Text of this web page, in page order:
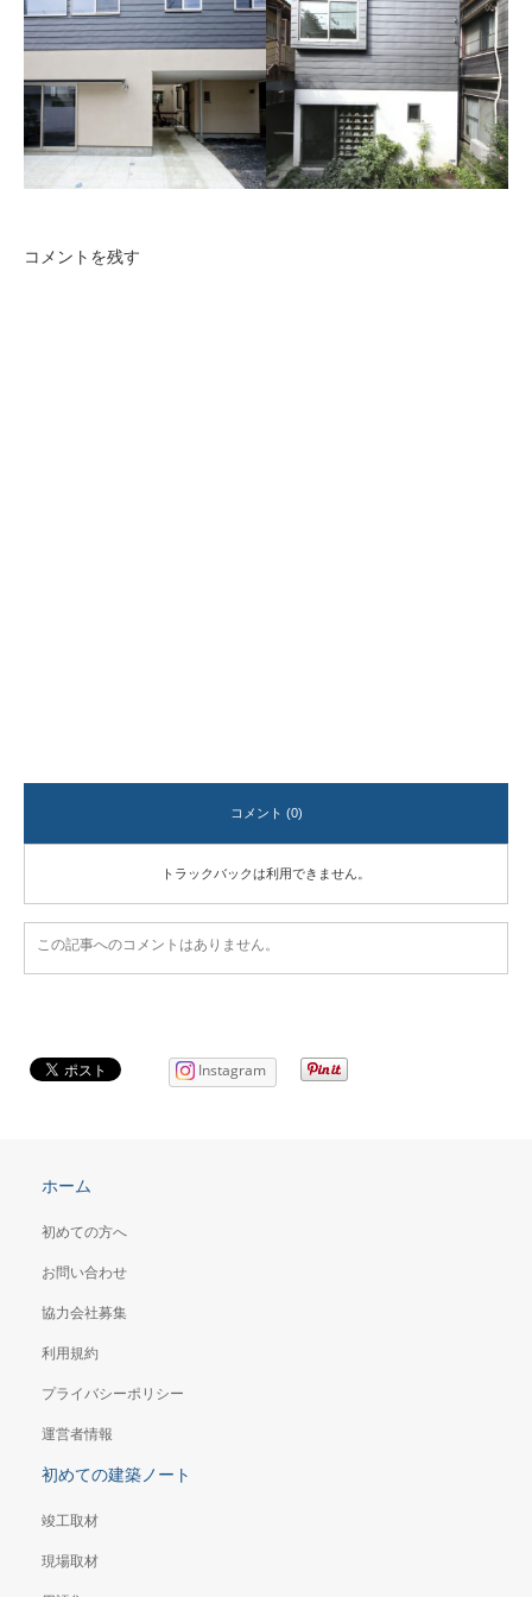
目黒の家
都心に建つ、母親＋夫婦＋子
供2人のための木造2階建て住
千歳船橋の家
南の島が大好きという建主様
の希望を叶えた家。
コメントを残す
コメント (0)
トラックバックは利用できません。
この記事へのコメントはありません。
Instagram
ホーム
初めての方へ
お問い合わせ
協力会社募集
利用規約
プライバシーポリシー
運営者情報
初めての建築ノート
竣工取材
現場取材